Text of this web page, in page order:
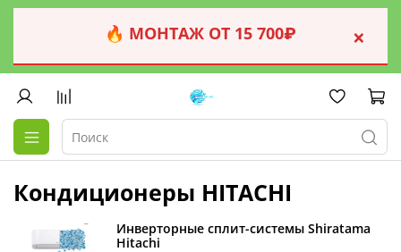
🔥 МОНТАЖ ОТ 15 700₽ ×
Кондиционеры HITACHI
Инверторные сплит-системы Shiratama
Hitachi